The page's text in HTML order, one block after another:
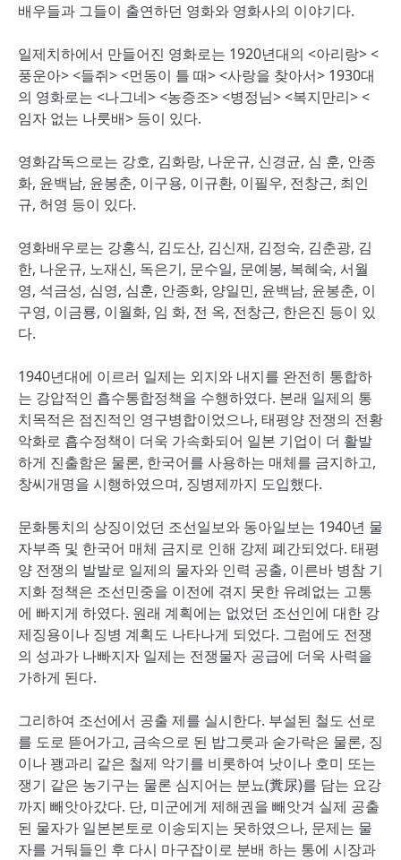
배우들과 그들이 출연하던 영화와 영화사의 이야기다.
일제치하에서 만들어진 영화로는 1920년대의 <아리랑> <
풍운아> <들쥐> <먼동이 틀 때> <사랑을 찾아서> 1930대
의 영화로는 <나그네> <농증조> <병정님> <복지만리> <
임자 없는 나룻배> 등이 있다.
영화감독으로는 강호, 김화랑, 나운규, 신경균, 심 훈, 안종
화, 윤백남, 윤봉춘, 이구용, 이규환, 이필우, 전창근, 최인
규, 허영 등이 있다.
영화배우로는 강홍식, 김도산, 김신재, 김정숙, 김춘광, 김
한, 나운규, 노재신, 독은기, 문수일, 문예봉, 복혜숙, 서월
영, 석금성, 심영, 심훈, 안종화, 양일민, 윤백남, 윤봉춘, 이
구영, 이금룡, 이월화, 임 화, 전 옥, 전창근, 한은진 등이 있
다.
1940년대에 이르러 일제는 외지와 내지를 완전히 통합하
는 강압적인 흡수통합정책을 수행하였다. 본래 일제의 통
치목적은 점진적인 영구병합이었으나, 태평양 전쟁의 전황
악화로 흡수정책이 더욱 가속화되어 일본 기업이 더 활발
하게 진출함은 물론, 한국어를 사용하는 매체를 금지하고,
창씨개명을 시행하였으며, 징병제까지 도입했다.
문화통치의 상징이었던 조선일보와 동아일보는 1940년 물
자부족 및 한국어 매체 금지로 인해 강제 폐간되었다. 태평
양 전쟁의 발발로 일제의 물자와 인력 공출, 이른바 병참 기
지화 정책은 조선민중을 이전에 겪지 못한 유례없는 고통
에 빠지게 하였다. 원래 계획에는 없었던 조선인에 대한 강
제징용이나 징병 계획도 나타나게 되었다. 그럼에도 전쟁
의 성과가 나빠지자 일제는 전쟁물자 공급에 더욱 사력을
가하게 된다.
그리하여 조선에서 공출 제를 실시한다. 부설된 철도 선로
를 도로 뜯어가고, 금속으로 된 밥그릇과 숟가락은 물론, 징
이나 꽹과리 같은 철제 악기를 비롯하여 낫이나 호미 또는
쟁기 같은 농기구는 물론 심지어는 분뇨(糞尿)를 담는 요강
까지 빼앗아갔다. 단, 미군에게 제해권을 빼앗겨 실제 공출
된 물자가 일본본토로 이송되지는 못하였으나, 문제는 물
자를 거둬들인 후 다시 마구잡이로 분배 하는 통에 시장과